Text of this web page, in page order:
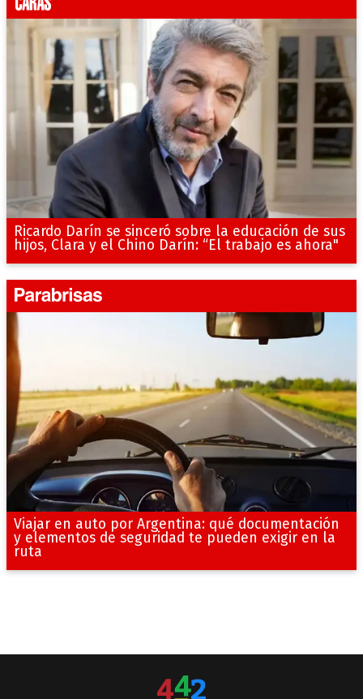
Ricardo Darín se sinceró sobre la educación de sus
hijos, Clara y el Chino Darín: “El trabajo es ahora"
Viajar en auto por Argentina: qué documentación
y elementos de seguridad te pueden exigir en la
ruta